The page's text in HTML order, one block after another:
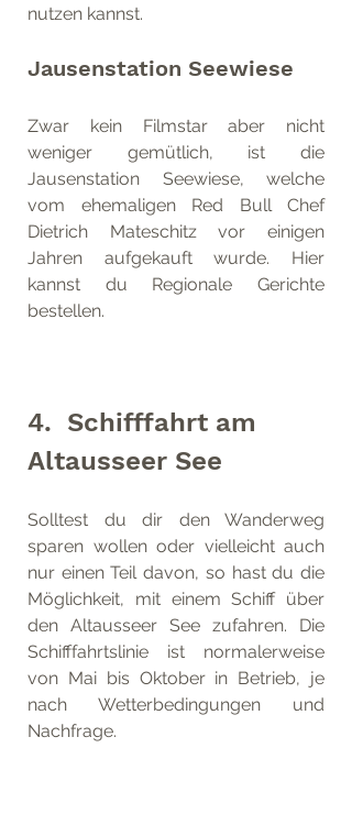
nutzen kannst.
Jausenstation Seewiese
Zwar kein Filmstar aber nicht
weniger gemütlich, ist die
Jausenstation Seewiese, welche
vom ehemaligen Red Bull Chef
Dietrich Mateschitz vor einigen
Jahren aufgekauft wurde. Hier
kannst du Regionale Gerichte
bestellen.
4.  Schifffahrt am
Altausseer See
Solltest du dir den Wanderweg
sparen wollen oder vielleicht auch
nur einen Teil davon, so hast du die
Möglichkeit, mit einem Schiff über
den Altausseer See zufahren. Die
Schifffahrtslinie ist normalerweise
von Mai bis Oktober in Betrieb, je
nach Wetterbedingungen und
Nachfrage.